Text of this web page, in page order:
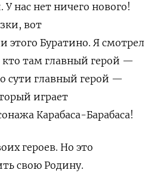
У нас нет ничего нового!
вот
этого Буратино. Я смотрел
там главный герой —
сути главный герой —
играет
Карабаса-Барабаса!
героев. Но это
свою Родину.